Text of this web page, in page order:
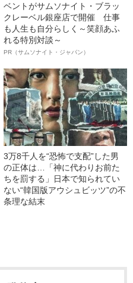
ベントがサムソナイト・ブラッ
クレーベル銀座店で開催 仕事
も人生も自分らしく～笑顔あふ
れる特別対談～
PR（サムソナイト・ジャパン）
3万8千人を“恐怖で支配”した男
の正体は…「神に代わりお前た
ちを罰する」日本で知られてい
ない“韓国版アウシュビッツ”の不
条理な結末